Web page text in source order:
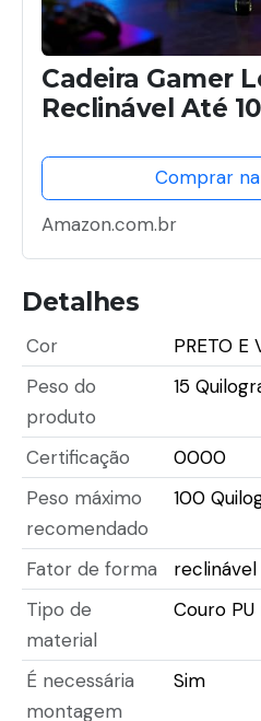
Cadeira Gamer
Reclinável Até
Apoios Lombar
Conforto para
(PRETO E VERDE)
Comprar
Amazon.com.br
Detalhes
Cor
PRETO E
Peso do
produto
15
Certificação
0000
Peso máximo
recomendado
100
Fator de forma
reclinável
Tipo de
material
Couro
É necessária
montagem
Sim